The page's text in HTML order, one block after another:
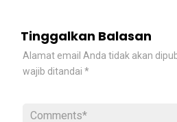
Tinggalkan Balasan
Alamat email Anda tidak akan
wajib ditandai *